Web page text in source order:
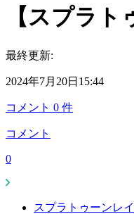
【スプラト
最終更新:
2024年7月20日15:44
コメント 0 件
コメント
0
スプラトゥーンレ